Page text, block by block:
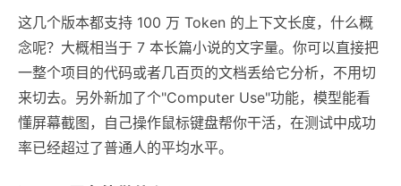
这几个版本都支持 100 万 Token 的上下文长度，什么概
念呢？大概相当于 7 本长篇小说的文字量。你可以直接把
一整个项目的代码或者几百页的文档丢给它分析，不用切
来切去。另外新加了个"Computer Use"功能，模型能看
懂屏幕截图，自己操作鼠标键盘帮你干活，在测试中成功
率已经超过了普通人的平均水平。